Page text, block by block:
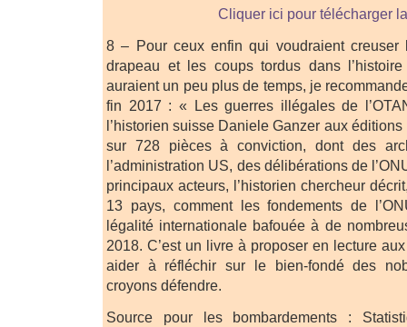
Cliquer ici pour télécharger
8 – Pour ceux enfin qui voudraient creuser
drapeau et les coups tordus dans
auraient un peu plus de temps, je
fin 2017 : « Les guerres illégales de
l’historien suisse Daniele Ganzer aux éditions
sur 728 pièces à conviction, dont des
l’administration US, des délibérations de
principaux acteurs, l’historien chercheur
13 pays, comment les fondements de
légalité internationale bafouée à de
2018. C’est un livre à proposer en lecture
aider à réfléchir sur le bien-fondé des
croyons défendre.
Source pour les bombardements :